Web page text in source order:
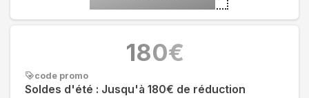
code promo
Soldes d'été : Jusqu'à 180€ de réduction
180€